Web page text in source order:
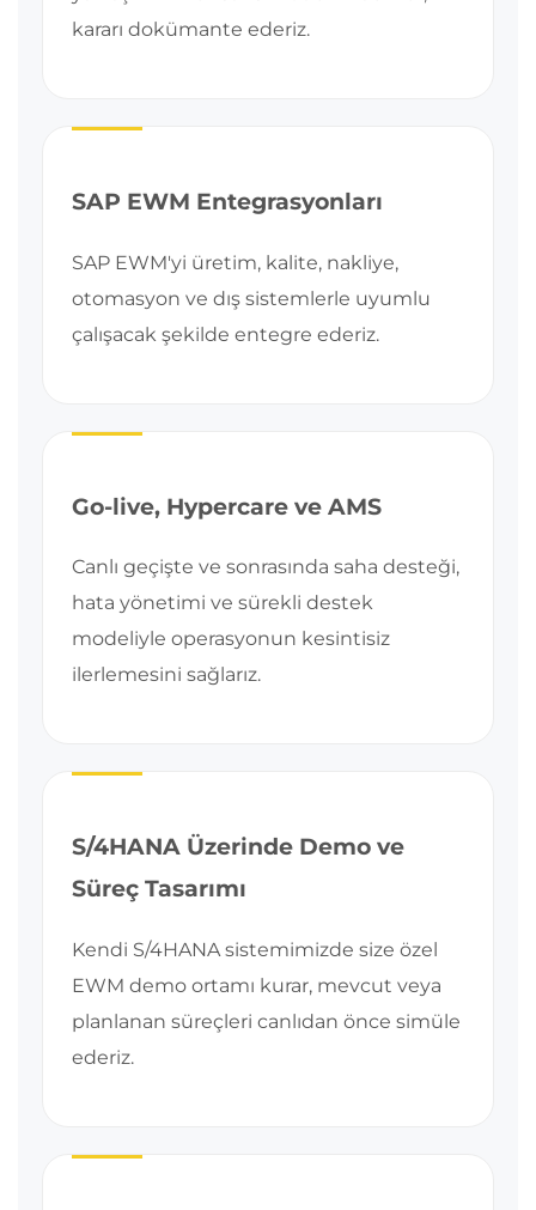
kararı dokümante ederiz.
SAP EWM Entegrasyonları
SAP EWM'yi üretim, kalite, nakliye,
otomasyon ve dış sistemlerle uyumlu
çalışacak şekilde entegre ederiz.
Go-live, Hypercare ve AMS
Canlı geçişte ve sonrasında saha desteği,
hata yönetimi ve sürekli destek
modeliyle operasyonun kesintisiz
ilerlemesini sağlarız.
S/4HANA Üzerinde Demo ve
Süreç Tasarımı
Kendi S/4HANA sistemimizde size özel
EWM demo ortamı kurar, mevcut veya
planlanan süreçleri canlıdan önce simüle
ederiz.